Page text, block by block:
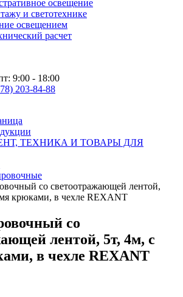
освещение
и светотехнике
освещением
расчет
9:00 - 18:00
203-84-88
ТЕХНИКА И ТОВАРЫ ДЛЯ
со светоотражающей лентой,
крюками, в чехле REXANT
со
лентой, 5т, 4м, с
в чехле REXANT